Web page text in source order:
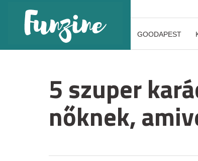
GOODAPEST
5 szuper
nőknek,